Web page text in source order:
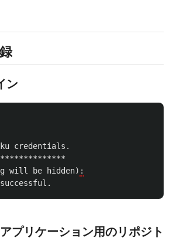
ン
credentials.
will be hidden) :
successful.
プリケーション用のリポジト